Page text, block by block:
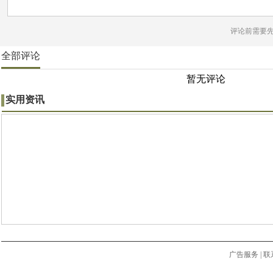
评论前需要
全部评论
暂无评论
实用资讯
广告服务
联